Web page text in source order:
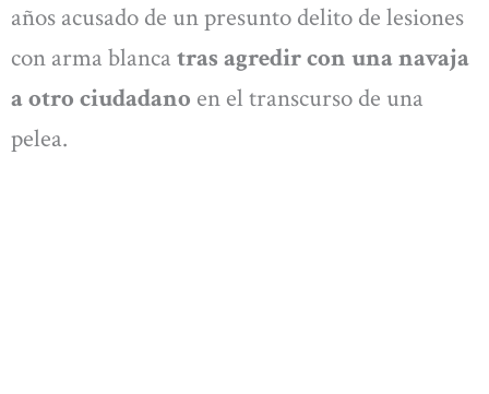
años acusado de un presunto delito de lesiones
con arma blanca tras agredir con una navaja
a otro ciudadano en el transcurso de una
pelea.